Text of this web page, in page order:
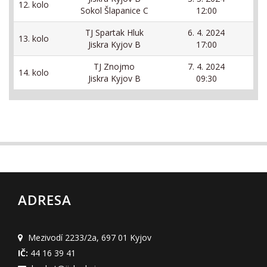
12. kolo
Sokol Šlapanice C
12:00
13. kolo
TJ Spartak Hluk
Jiskra Kyjov B
6. 4. 2024
17:00
14. kolo
TJ Znojmo
Jiskra Kyjov B
7. 4. 2024
09:30
ADRESA
Mezivodí 2233/2a, 697 01 Kyjov
IČ: 44 16 39 41